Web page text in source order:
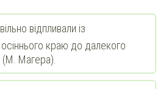
відпливали із
осіннього краю до далекого
(М. Магера).